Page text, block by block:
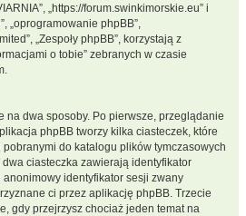
„https://forum.swinkimorskie.eu” i
„oprogramowanie phpBB”,
„Zespoły phpBB”, korzystają z
o tobie” zebranych w czasie
na dwa sposoby. Po pierwsze, przeglądanie
phpBB tworzy kilka ciasteczek, które
pobranymi do katalogu plików tymczasowych
ciasteczka zawierają identyfikator
anonimowy identyfikator sesji zwany
ci przez aplikację phpBB. Trzecie
gdy przejrzysz chociaż jeden temat na